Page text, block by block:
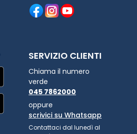
SERVIZIO CLIENTI
Chiama il numero
verde
045 7862000
oppure
scrivici su Whatsapp
Contattaci dal lunedì al